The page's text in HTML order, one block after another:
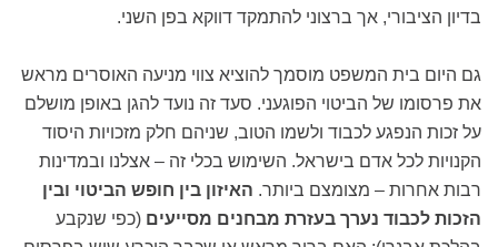
בדיון הציבורי, אך ברצוני להתמקד דווקא בפן השני.
גם היום בית המשפט מוסמך להוציא צווי מניעה האוסרים מראש
את פרסומו של הביטוי הפוגעני. סעד זה נועד להגן באופן מושלם
על זכות הנפגע לכבוד ולשמו הטוב, שניהם חלק מזכויות היסוד
הקנויות לכל אדם בישראל. השימוש בכלי זה – אצלנו ובמדינות
רבות אחרות – מצומצם ביותר. האיזון בין חופש הביטוי ובין
הזכות לכבוד נערך בעזרת מבחנים מסייעים (כפי שנקבע